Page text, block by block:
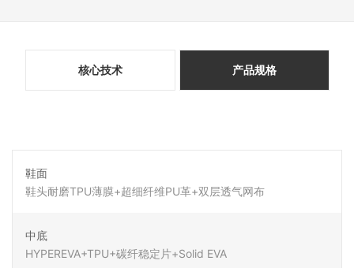
核心技术 产品规格
鞋面
鞋头耐磨TPU薄膜+超细纤维PU革+双层透气网布
中底
HYPEREVA+TPU+碳纤稳定片+Solid EVA